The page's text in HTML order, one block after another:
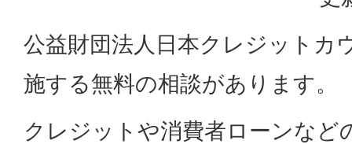
公益財団法人日本クレジットカ
施する無料の相談があります。
クレジットや消費者ローンなど